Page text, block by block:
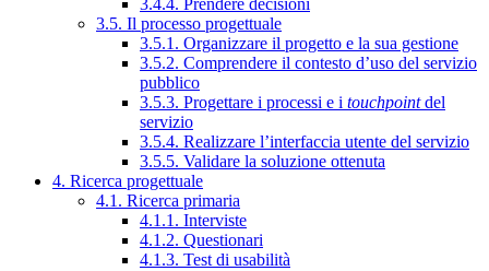
3.5. Il processo progettuale
3.5.1. Organizzare il progetto e la sua gestione
3.5.2. Comprendere il contesto d’uso del servizio
pubblico
3.5.3. Progettare i processi e i touchpointdel
servizio
3.5.4. Realizzare l’interfaccia utente del servizio
3.5.5. Validare la soluzione ottenuta
4. Ricerca progettuale
4.1. Ricerca primaria
4.1.1. Interviste
4.1.2. Questionari
4.1.3. Test di usabilità